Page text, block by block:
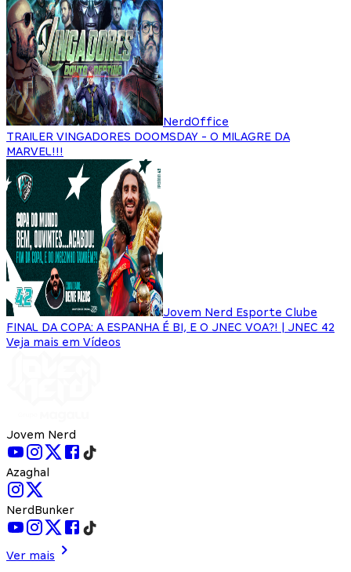
NerdOffice
TRAILER VINGADORES DOOMSDAY - O MILAGRE DA
MARVEL!!!
Jovem Nerd Esporte Clube
FINAL DA COPA: A ESPANHA É BI, E O JNEC VOA?! | JNEC 42
Veja mais em Vídeos
Jovem Nerd
Azaghal
NerdBunker
Ver mais